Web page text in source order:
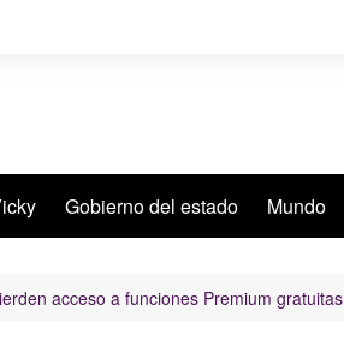
Gobierno del estado Mundo
acceso a funciones Premium gratuitas